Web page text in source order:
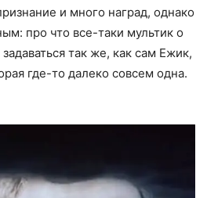
и много наград, однако
про что все-таки мультик о
так же, как сам Ежик,
где-то далеко совсем одна.